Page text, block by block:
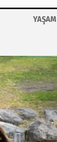
YAŞAM